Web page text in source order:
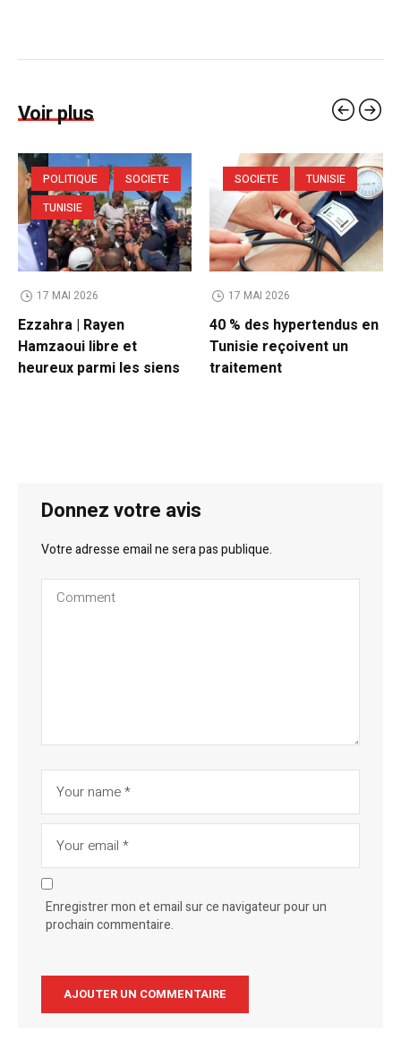
Voir plus
POLITIQUE
SOCIETE
TUNISIE
17 MAI 2026
Ezzahra | Rayen
Hamzaoui libre et
heureux parmi les siens
SOCIETE TUNISIE
17 MAI 2026
40 % des hypertendus en
Tunisie reçoivent un
traitement
Donnez votre avis
Votre adresse email ne sera pas publique.
Enregistrer mon et email sur ce navigateur pour un
prochain commentaire.